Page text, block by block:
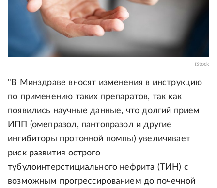
iStock
"В Минздраве вносят изменения в инструкцию
по применению таких препаратов, так как
появились научные данные, что долгий прием
ИПП (омепразол, пантопразол и другие
ингибиторы протонной помпы) увеличивает
риск развития острого
тубулоинтерстициального нефрита (ТИН) с
возможным прогрессированием до почечной